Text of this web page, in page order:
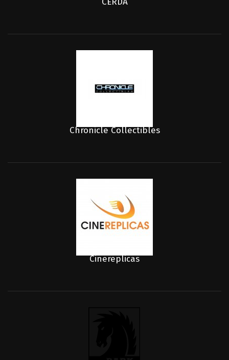
Chronicle Collectibles
Cinereplicas